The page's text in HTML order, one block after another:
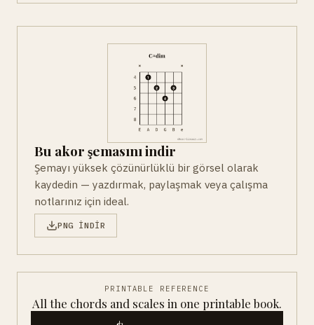
Bu akor şemasını indir
Şemayı yüksek çözünürlüklü bir görsel olarak
kaydedin — yazdırmak, paylaşmak veya çalışma
notlarınız için ideal.
PNG INDIR
PRINTABLE REFERENCE
All the chords and scales in one printable book.